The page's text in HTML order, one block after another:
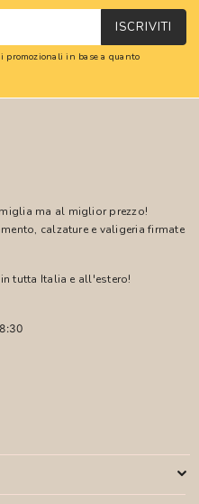
ISCRIVITI
promozionali in base a quanto
ma al miglior prezzo!
calzature e valigeria firmate
tutta Italia e all'estero!